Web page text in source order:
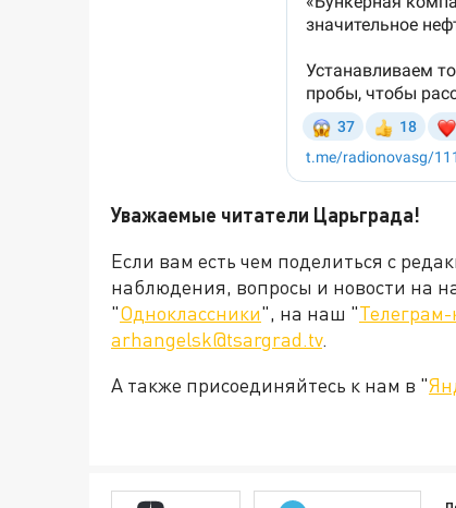
Уважаемые читатели Царьграда!
Если вам есть чем поделиться с
наблюдения, вопросы и новости на
"Одноклассники", на наш "
arhangelsk@tsargrad.tv.
А также присоединяйтесь к нам в "